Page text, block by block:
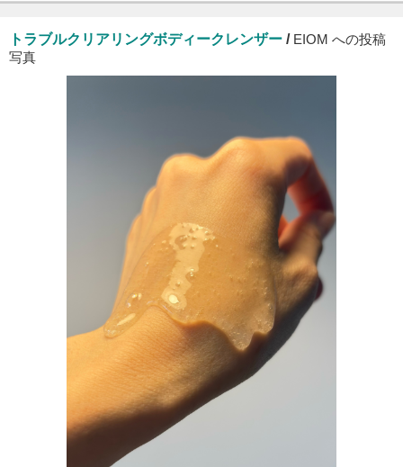
トラブルクリアリングボディークレンザー / EIOM への投稿
写真